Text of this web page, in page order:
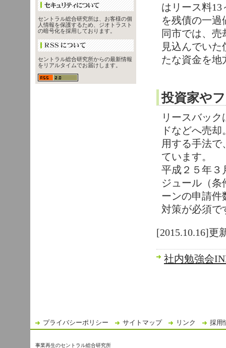
はリース料
を残債の一過
同市では、
見込んでい
たな資金を地
投資家や
リースバッ
ドなどへ売
用する手法で
ています。
平成２５年３
ジュール（条
ーンの申請件
対策が必須で
[2015.10.16]更
社内勉強会
セントラル総合研究所は、お客様の個
人情報を保護するため、ジオトラスト
の暗号化を採用しております。
セントラル総合研究所からの最新情報
をリアルタイムでお届けします。
プライバシーポリシー サイトマップ リンク 採用
事業再生のセントラル総合研究所